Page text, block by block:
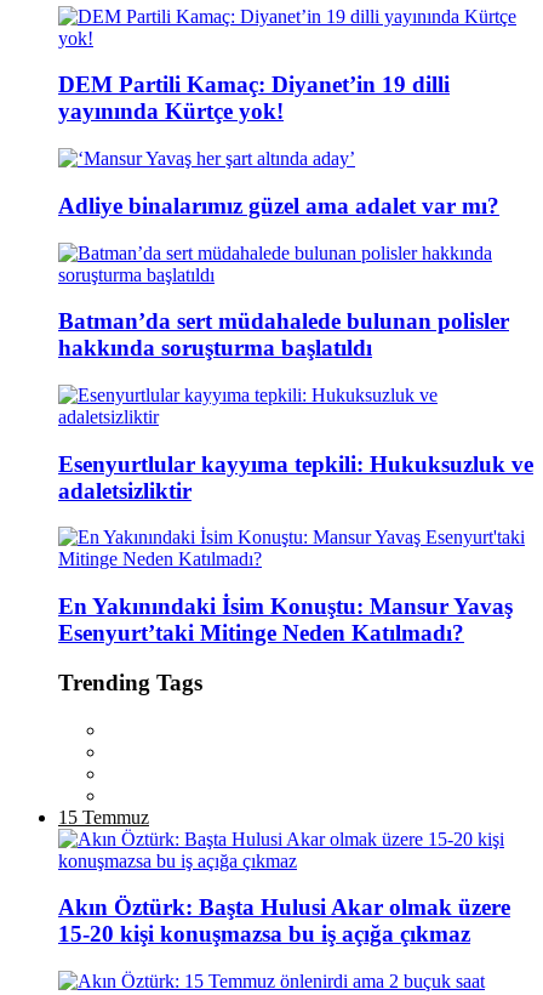
DEM Partili Kamaç: Diyanet’in 19 dilli
yayınında Kürtçe yok!
Adliye binalarımız güzel ama adalet var mı?
Batman’da sert müdahalede bulunan polisler
hakkında soruşturma başlatıldı
Esenyurtlular kayyıma tepkili: Hukuksuzluk ve
adaletsizliktir
En Yakınındaki İsim Konuştu: Mansur Yavaş
Esenyurt’taki Mitinge Neden Katılmadı?
Trending Tags
15 Temmuz
Akın Öztürk: Başta Hulusi Akar olmak üzere
15-20 kişi konuşmazsa bu iş açığa çıkmaz